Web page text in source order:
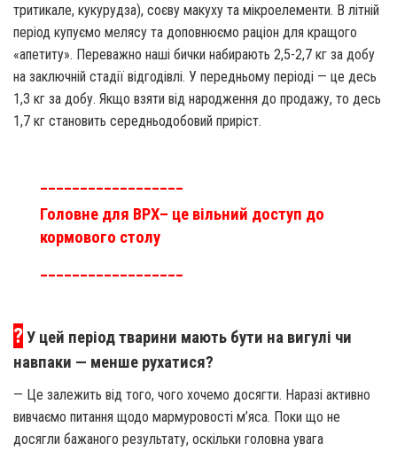
тритикале, кукурудза), соєву макуху та мікроелементи. В літній
період купуємо мелясу та доповнюємо раціон для кращого
«апетиту». Переважно наші бички набирають 2,5-2,7 кг за добу
на заключній стадії відгодівлі. У передньому періоді — це десь
1,3 кг за добу. Якщо взяти від народження до продажу, то десь
1,7 кг становить середньодобовий приріст.
__________________
Головне для ВРХ– це вільний доступ до
кормового столу
__________________
?У цей період тварини мають бути на вигулі чи
навпаки — менше рухатися?
— Це залежить від того, чого хочемо досягти. Наразі активно
вивчаємо питання щодо мармуровості м’яса. Поки що не
досягли бажаного результату, оскільки головна увага